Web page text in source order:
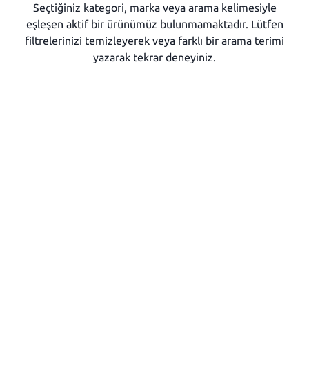
Seçtiğiniz kategori, marka veya arama kelimesiyle
eşleşen aktif bir ürünümüz bulunmamaktadır. Lütfen
filtrelerinizi temizleyerek veya farklı bir arama terimi
yazarak tekrar deneyiniz.